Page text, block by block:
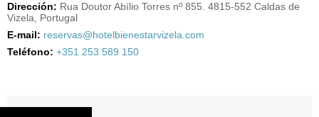
Dirección: Rua Doutor Abílio Torres nº 855. 4815-552 Caldas de
Vizela, Portugal
E-mail: reservas@hotelbienestarvizela.com
Teléfono: +351 253 589 150